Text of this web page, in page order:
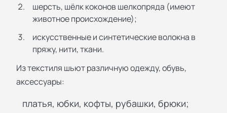
шерсть, шёлк коконов шелкопряда (имеют
животное происхождение);
искусственные и синтетические волокна в
пряжу, нити, ткани.
Из текстиля шьют различную одежду, обувь,
аксессуары:
платья, юбки, кофты, рубашки, брюки;